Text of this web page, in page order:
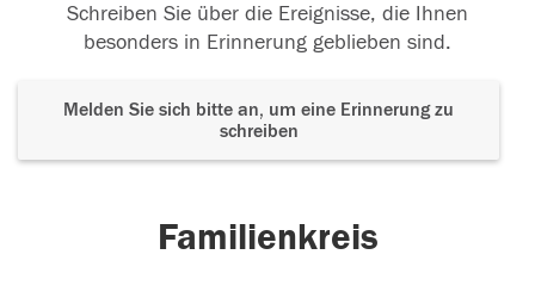
Schreiben Sie über die Ereignisse, die Ihnen
besonders in Erinnerung geblieben sind.
Melden Sie sich bitte an, um eine Erinnerung zu
schreiben
Familienkreis